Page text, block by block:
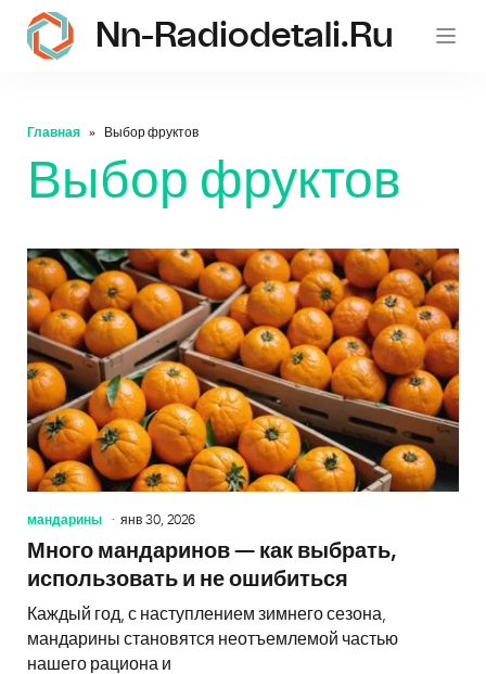
Nn-Radiodetali.ru
Главная Выбор фруктов
Выбор фруктов
мандарины янв 30, 2026
Много мандаринов — как выбрать,
использовать и не ошибиться
Каждый год, с наступлением зимнего сезона,
мандарины становятся неотъемлемой частью
нашего рациона и